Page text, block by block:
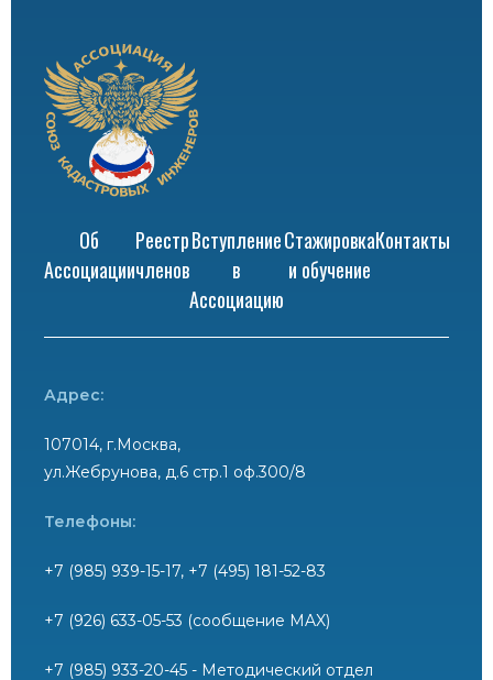
Об
Ассоциации
Реестр
членов
Вступление
в
Ассоциацию
Стажировка
и обучение
Контакты
Адрес:
107014, г.Москва,
ул.Жебрунова, д.6 стр.1 оф.300/8
Телефоны:
+7 (985) 939-15-17, +7 (495) 181-52-83
+7 (926) 633-05-53 (сообщение MAX)
+7 (985) 933-20-45 - Методический отдел